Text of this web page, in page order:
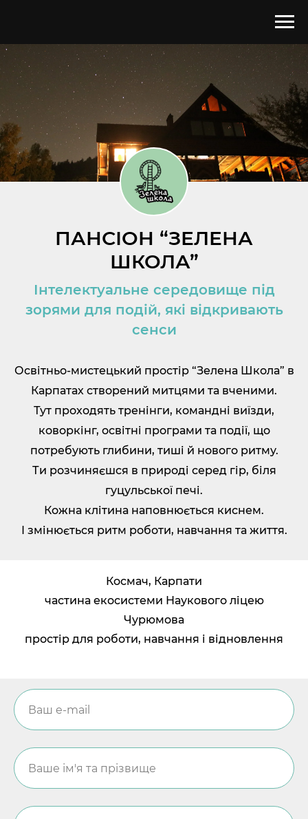
ПАНСІОН “ЗЕЛЕНА
ШКОЛА”
Інтелектуальне середовище під
зорями для подій, які відкривають
сенси
Освітньо-мистецький простір “Зелена Школа” в
Карпатах створений митцями та вченими.
Тут проходять тренінги, командні виїзди,
коворкінг, освітні програми та події, що
потребують глибини, тиші й нового ритму.
Ти розчиняєшся в природі серед гір, біля
гуцульської печі.
Кожна клітина наповнюється киснем.
І змінюється ритм роботи, навчання та життя.
Космач, Карпати
частина екосистеми Наукового ліцею
Чурюмова
простір для роботи, навчання і відновлення